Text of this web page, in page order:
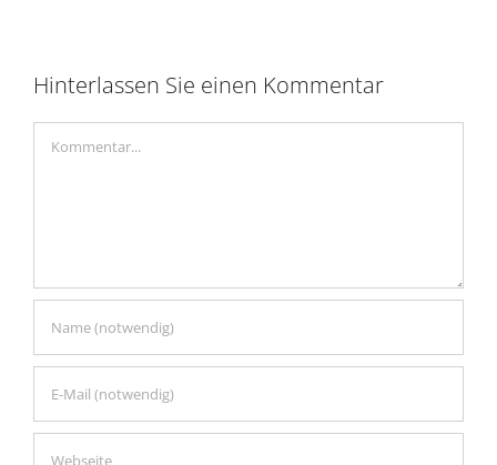
Hinterlassen Sie einen Kommentar
Kommentar